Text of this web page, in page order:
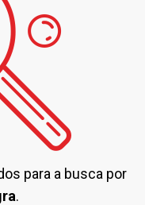
para a busca por
.